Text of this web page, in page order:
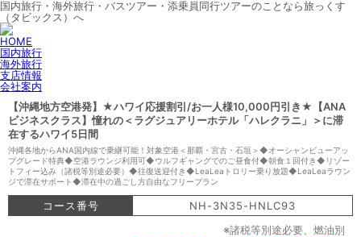
国内旅行・海外旅行・バスツアー・添乗員同行ツアーのことなら旅っくす
（タビックス）へ
HOME
国内旅行
海外旅行
支店情報
会社案内
【沖縄地方空港発】★ハワイ応援割引/お一人様10,000円引き★【ANA
ビジネスクラス】憧れの＜ラグジュアリーホテル「ハレクラニ」＞に滞
在するハワイ5日間
沖縄各地からANA国内線で乗継可能！対象空港＜那覇・宮古・石垣＞◆オーシャンビューアッ
プグレード特典◆空港ラウンジ利用可◆ウルフギャングでのご昼食付◆朝食１回付き◆リゾー
トフィー込み（諸税等別途必要）◆往復送迎付き◆LeaLeaトロリー乗り放題◆LeaLeaラウン
ジで滞在サポート◆滞在中の過ごし方自由なフリープラン
コース番号
NH-3N35-HNLC93
※諸税等別途必要、燃油別